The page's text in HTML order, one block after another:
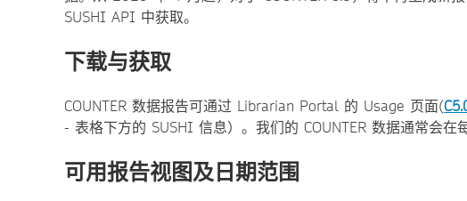
SUSHI API 中获取。
下载与获取
COUNTER 数据报告可通过 Librarian Portal 的 Usage 页面(
- 表格下方的 SUSHI 信息）。我们的 COUNTER 数据通常会在
可用报告视图及日期范围